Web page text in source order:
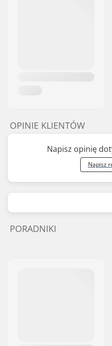
OPINIE KLIENTÓW
Napisz opinię
Napisz
PORADNIKI